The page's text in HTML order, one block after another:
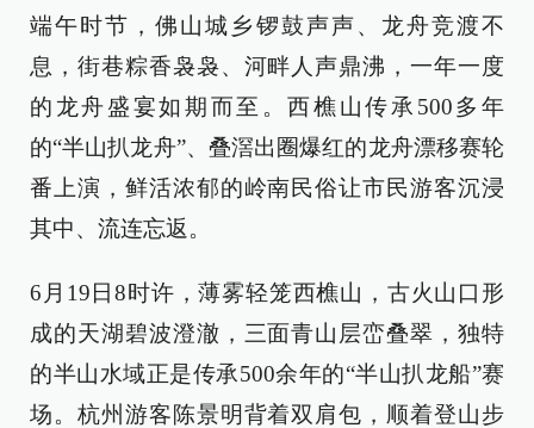
端午时节，佛山城乡锣鼓声声、龙舟竞渡不
息，街巷粽香袅袅、河畔人声鼎沸，一年一度
的龙舟盛宴如期而至。西樵山传承500多年
的“半山扒龙舟”、叠滘出圈爆红的龙舟漂移赛轮
番上演，鲜活浓郁的岭南民俗让市民游客沉浸
其中、流连忘返。
6月19日8时许，薄雾轻笼西樵山，古火山口形
成的天湖碧波澄澈，三面青山层峦叠翠，独特
的半山水域正是传承500余年的“半山扒龙船”赛
场。杭州游客陈景明背着双肩包，顺着登山步